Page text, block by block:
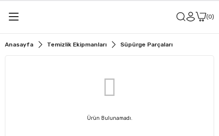
0
Anasayfa Temizlik Ekipmanları Süpürge Parçaları
Ürün Bulunamadı.